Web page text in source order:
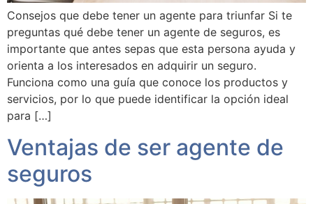
Consejos que debe tener un agente para triunfar Si te
preguntas qué debe tener un agente de seguros, es
importante que antes sepas que esta persona ayuda y
orienta a los interesados en adquirir un seguro.
Funciona como una guía que conoce los productos y
servicios, por lo que puede identificar la opción ideal
para […]
Ventajas de ser agente de
seguros